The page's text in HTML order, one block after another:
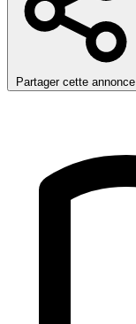
Partager cette annonce